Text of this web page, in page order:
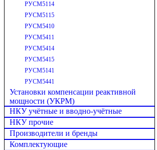
РУСМ5114
РУСМ5115
РУСМ5410
РУСМ5411
РУСМ5414
РУСМ5415
РУСМ5141
РУСМ5441
Установки компенсации реактивной
мощности (УКРМ)
НКУ учётные и вводно-учётные
НКУ прочие
Производители и бренды
Комплектующие